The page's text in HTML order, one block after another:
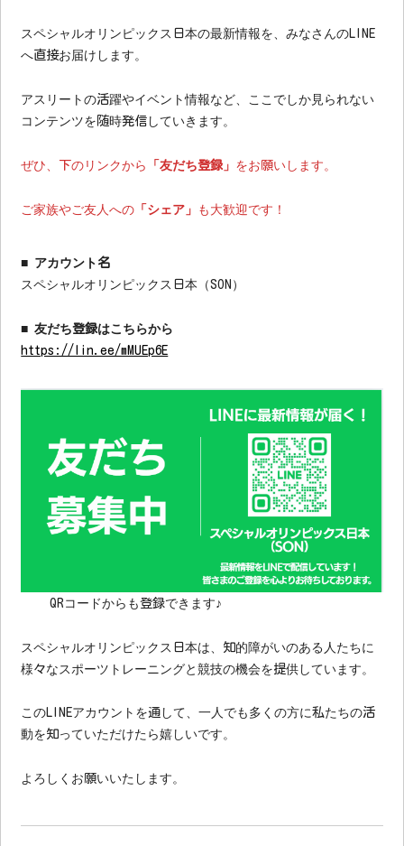
スペシャルオリンピックス日本の最新情報を、みなさんのLINE
へ直接お届けします。
アスリートの活躍やイベント情報など、ここでしか見られない
コンテンツを随時発信していきます。
ぜひ、下のリンクから 「友だち登録」 をお願いします。
ご家族やご友人への 「シェア」 も大歓迎です！
■ アカウント名
スペシャルオリンピックス日本（SON）
■ 友だち登録はこちらから
https://lin.ee/mMUEp6E
QRコードからも登録できます♪
スペシャルオリンピックス日本は、知的障がいのある人たちに
様々なスポーツトレーニングと競技の機会を提供しています。
このLINEアカウントを通して、一人でも多くの方に私たちの活
動を知っていただけたら嬉しいです。
よろしくお願いいたします。